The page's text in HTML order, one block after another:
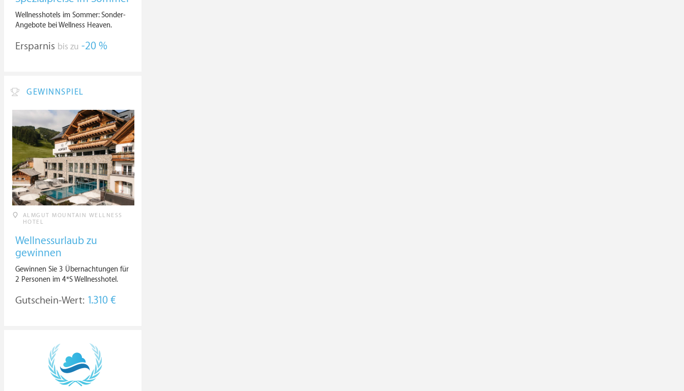
Wellnesshotels im Sommer: Sonder-
Angebote bei Wellness Heaven.
Ersparnis bis zu -20 %
GEWINNSPIEL
ALMGUT MOUNTAIN WELLNESS
HOTEL
Wellnessurlaub zu
gewinnen
Gewinnen Sie 3 Übernachtungen für
2 Personen im 4*S Wellnesshotel.
Gutschein-Wert: 1.310 €